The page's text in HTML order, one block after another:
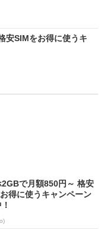
安SIMをお得に使うキ
2GBで月額850円～ 格安
得に使うキャンペーン